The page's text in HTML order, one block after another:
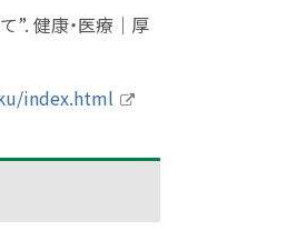
”. 健康・医療｜厚
index.html
サ